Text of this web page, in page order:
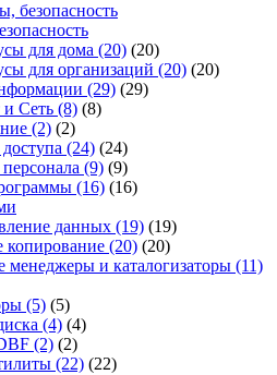
безопасность
для дома (20) (20)
для организаций (20) (20)
(29) (29)
и Сеть (8) (8)
(2) (2)
(24) (24)
(9) (9)
(16) (16)
данных (19) (19)
копирование (20) (20)
менеджеры и каталогизаторы (11)
(5) (5)
(4) (4)
(2) (2)
(22) (22)